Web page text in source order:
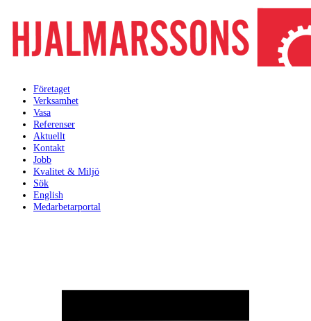
Företaget
Verksamhet
Vasa
Referenser
Aktuellt
Kontakt
Jobb
Kvalitet & Miljö
Sök
English
Medarbetarportal